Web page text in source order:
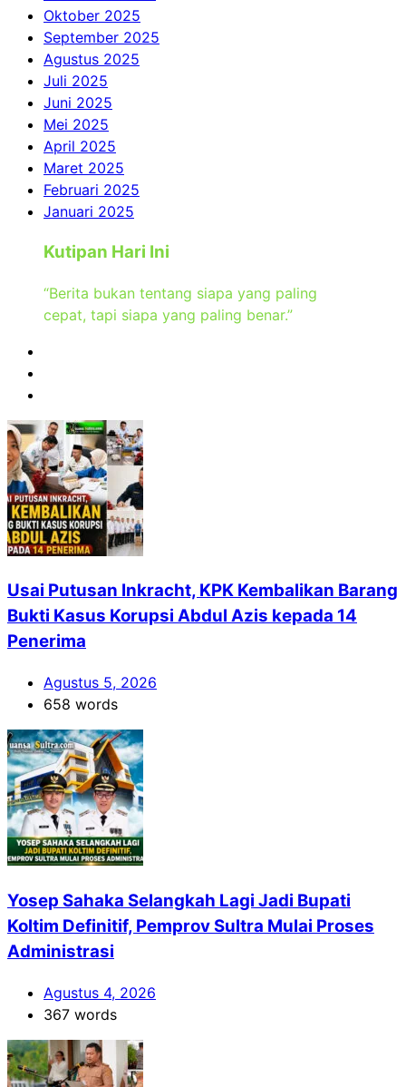
Oktober 2025
September 2025
Agustus 2025
Juli 2025
Juni 2025
Mei 2025
April 2025
Maret 2025
Februari 2025
Januari 2025
Kutipan Hari Ini
“Berita bukan tentang siapa yang paling
cepat, tapi siapa yang paling benar.”
Usai Putusan Inkracht, KPK Kembalikan Barang
Bukti Kasus Korupsi Abdul Azis kepada 14
Penerima
Agustus 5, 2026
658 words
Yosep Sahaka Selangkah Lagi Jadi Bupati
Koltim Definitif, Pemprov Sultra Mulai Proses
Administrasi
Agustus 4, 2026
367 words